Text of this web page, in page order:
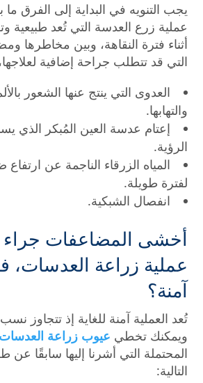
يجب التنويه في البداية إلى الفرق
عملية زرع العدسة التي تُعد طبيعية
أثناء فترة النقاهة، وبين مخاطرها
التي قد تتطلب جراحة إضافية
العدوى التي ينتج عنها الشعور
والتهابها.
إعتام عدسة العين المُبكر الذي
الرؤية.
المياه الزرقاء الناجمة عن
لفترة طويلة.
انفصال الشبكية.
أخشى المضاعفات جراء
عملية زراعة
آمنة؟
ويمكنك تخطي عيوب زراعة العدسات
المحتملة التي أشرنا إليها سابقًا عن
التالية: